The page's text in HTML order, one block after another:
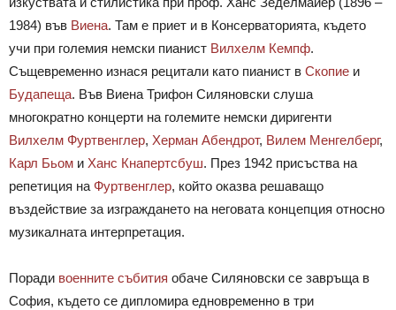
1984) във Виена. Там е приет и в Консерваторията, където
учи при големия немски пианист Вилхелм Кемпф.
Същевременно изнася рецитали като пианист в Скопие и
Будапеща. Във Виена Трифон Силяновски слуша
многократно концерти на големите немски диригенти
Вилхелм Фуртвенглер, Херман Абендрот, Вилем Менгелберг,
Карл Бьом и Ханс Кнапертсбуш. През 1942 присъства на
репетиция на Фуртвенглер, който оказва решаващо
въздействие за изграждането на неговата концепция относно
музикалната интерпретация.
Поради военните събития обаче Силяновски се завръща в
София, където се дипломира едновременно в три